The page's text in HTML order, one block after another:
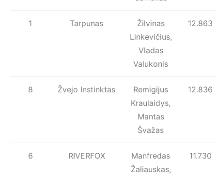
1 Tarpunas
Žilvinas
Linkevičius,
Vladas
Valukonis
12.863
8 Žvejo Instinktas
Remigijus
Kraulaidys,
Mantas
Švažas
12.836
6 RIVERFOX
Manfredas
Žaliauskas,
11.730